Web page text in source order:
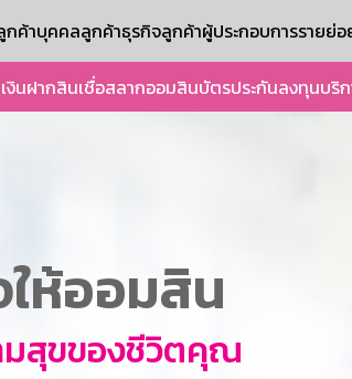
กค้าบุคคลลูกค้าธุรกิจลูกค้าผู้ประกอบการรายย่อ
เงินฝากสินเชื่อสลากออมสินบัตรประกันลงทุนบริ
ให้ออมสิน
สุขของชีวิตคุณ